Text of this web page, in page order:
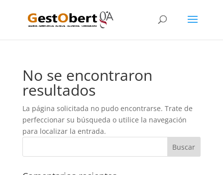
No se encontraron
resultados
La página solicitada no pudo encontrarse. Trate de
perfeccionar su búsqueda o utilice la navegación
para localizar la entrada.